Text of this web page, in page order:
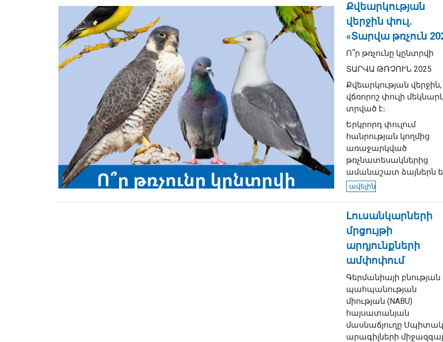
Քվեարկության
վերջին փուլ․
«Տարվա թռչուն
Ո՞ր թռչունը կընտրվի
ՏԱՐՎԱ ԹՌՉՈՒՆ 2025
Քվեարկության վերջին,
վճռորոշ փուլի
տրված է։
Երկրորդ փուլում
հանրության կողմից
առաջարկված
թռչնատեսակներից
ամանաշատ ձայներն
ավելին
Լուսանկարների
մրցույթի
արդյունքների
ամփոփում
Գերմանիայի բնության
պահպանության
միության (NABU)
հայսատանյան
մասնաճյուղը Սպիտակ
արագիլների